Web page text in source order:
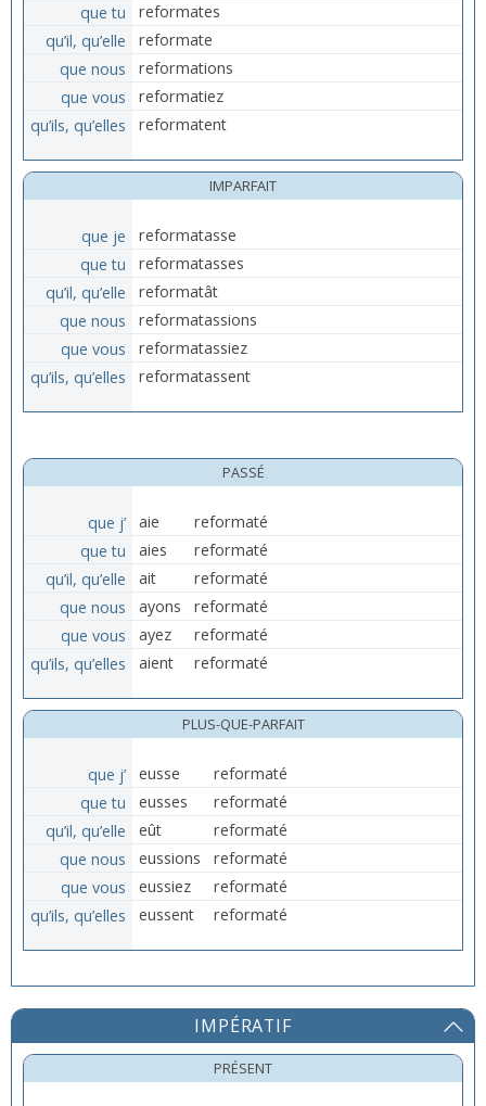
que tu
reformates
qu’il, qu’elle
reformate
que nous
reformations
que vous
reformatiez
qu’ils, qu’elles
reformatent
IMPARFAIT
que je
reformatasse
que tu
reformatasses
qu’il, qu’elle
reformatât
que nous
reformatassions
que vous
reformatassiez
qu’ils, qu’elles
reformatassent
PASSÉ
que j’ aie
reformaté
que tu
aies
reformaté
qu’il, qu’elle
ait
reformaté
que nous
ayons
reformaté
que vous
ayez
reformaté
qu’ils, qu’elles
aient reformaté
PLUS-QUE-PARFAIT
que j’ eusse
reformaté
que tu
eusses
reformaté
qu’il, qu’elle
eût
reformaté
que nous
eussions
reformaté
que vous
eussiez
reformaté
qu’ils, qu’elles
eussent reformaté
IMPÉRATIF
PRÉSENT